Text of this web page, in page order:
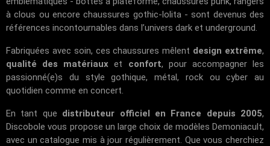
à clous ou encore chaussures gothic-lolita - sont devenus des
références incontournables dans l’univers dark et underground.
Fabriquées avec soin, ces chaussures mêlent design extrême,
qualité des matériaux et confort, pour accompagner les
passionné(e)s du style gothique, métal, rock ou cyber au
quotidien comme en concert.
En tant que distributeur officiel en France depuis 2005,
Discobole vous propose un large choix de modèles Demoniacult,
avec un catalogue mis à jour régulièrement. Que vous cherchiez